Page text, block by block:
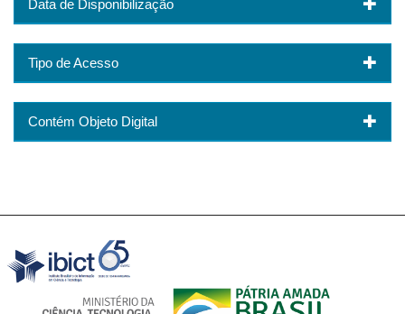
Data de Disponibilização
Tipo de Acesso
Contém Objeto Digital